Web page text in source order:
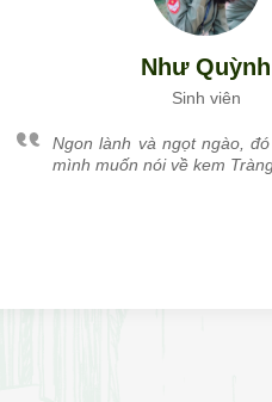
Như Quỳnh
Sinh viên
Ngon lành và ngọt ngào,
mình muốn nói về kem